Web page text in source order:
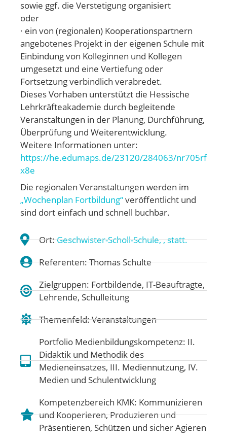
sowie ggf. die Verstetigung organisiert
oder
· ein von (regionalen) Kooperationspartnern
angebotenes Projekt in der eigenen Schule mit
Einbindung von Kolleginnen und Kollegen
umgesetzt und eine Vertiefung oder
Fortsetzung verbindlich verabredet.
Dieses Vorhaben unterstützt die Hessische
Lehrkräfteakademie durch begleitende
Veranstaltungen in der Planung, Durchführung,
Überprüfung und Weiterentwicklung.
Weitere Informationen unter:
https://he.edumaps.de/23120/284063/nr705rf
x8e
Die regionalen Veranstaltungen werden im
„Wochenplan Fortbildung“veröffentlicht und
sind dort einfach und schnell buchbar.
Ort:Geschwister-Scholl-Schule, , statt.
Referenten: Thomas Schulte
Zielgruppen: Fortbildende, IT-Beauftragte,
Lehrende, Schulleitung
Themenfeld:Veranstaltungen
Portfolio Medienbildungskompetenz: II.
Didaktik und Methodik des
Medieneinsatzes, III. Mediennutzung, IV.
Medien und Schulentwicklung
Kompetenzbereich KMK: Kommunizieren
und Kooperieren,Produzieren und
Präsentieren, Schützen und sicher Agieren